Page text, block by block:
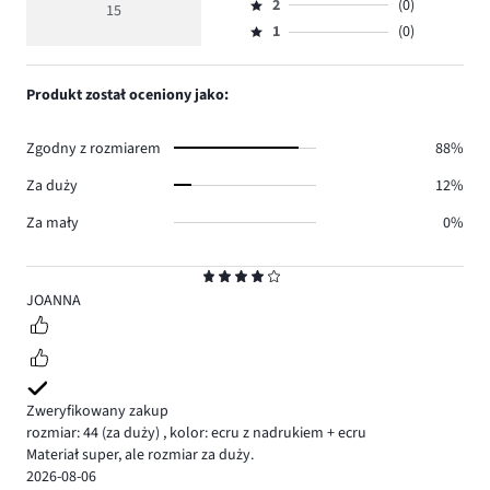
4
JOANNA
Zweryfikowany zakup
rozmiar: 44 (za duży) , kolor: ecru z nadrukiem + ecru
Materiał super, ale rozmiar za duży.
2026-08-06
15
13.
ilość
głosów
3,
ilość
Ocena
2,
2
(0)
Ocena
1,
1 (0)
Produkt został oceniony jako:
Zgodny z rozmiarem
88%
Za duży
12%
Za mały
0%